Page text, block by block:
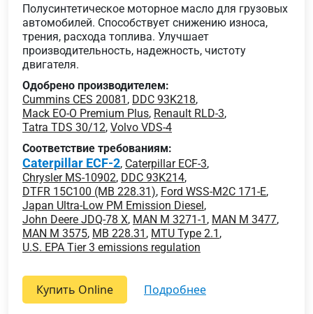
Полусинтетическое моторное масло для грузовых
автомобилей. Способствует снижению износа,
трения, расхода топлива. Улучшает
производительность, надежность, чистоту
двигателя.
Одобрено производителем:
Cummins CES 20081 , DDC 93K218,
Mack EO-O Premium Plus, Renault RLD-3,
Tatra TDS 30/12, Volvo VDS-4
Соответствие требованиям:
Caterpillar ECF-2, Caterpillar ECF-3,
Chrysler MS-10902, DDC 93K214,
DTFR 15C100 (MB 228.31), Ford WSS-M2C 171-E,
Japan Ultra-Low PM Emission Diesel,
John Deere JDQ-78 X, MAN M 3271-1 , MAN M 3477,
MAN M 3575, MB 228.31 , MTU Type 2.1 ,
U.S. EPA Tier 3 emissions regulation
Купить Online подробнее